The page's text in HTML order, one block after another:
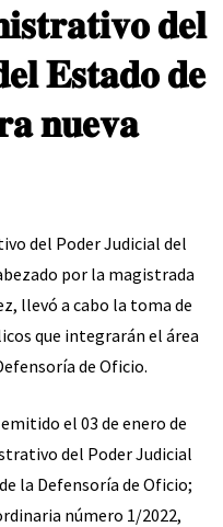
𝐝𝐞𝐥
𝐄𝐬𝐭𝐚𝐝𝐨 𝐝𝐞
𝐧𝐮𝐞𝐯𝐚
del Poder Judicial del
por la magistrada
llevó a cabo la toma de
que integrarán el área
de Oficio.
el 03 de enero de
del Poder Judicial
la Defensoría de Oficio;
número 1/2022,